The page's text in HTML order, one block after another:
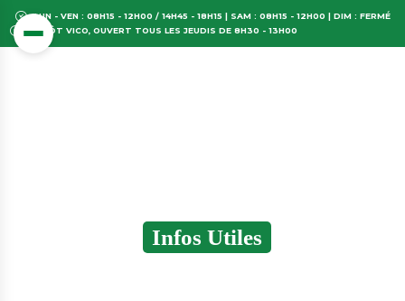
LUN - VEN : 08H15 - 12H00 / 14H45 - 18H15 | SAM : 08H15 - 12H00 | DIM : FERMÉ
DÉPÔT VICO, OUVERT TOUS LES JEUDIS DE 8H30 - 13H00
Infos Utiles